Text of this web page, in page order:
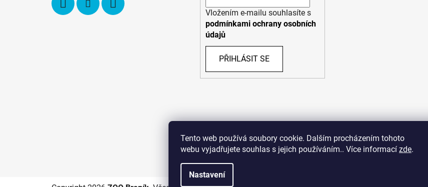
Tento web používá soubory cookie. Dalším procházením tohoto
webu vyjadřujete souhlas s jejich používáním.. Více informací zde.
Nastavení
Vložením e-mailu souhlasíte s
podmínkami ochrany osobních
údajů
PŘIHLÁSIT SE
PPL UPS
Copyright (c) 2011 - 2026 zoo-branik.cz - Všechna práva